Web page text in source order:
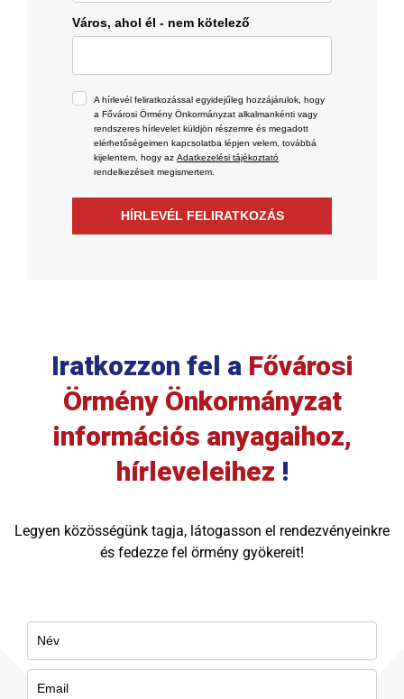
Város, ahol él - nem kötelező
A hírlevél feliratkozással egyidejűleg hozzájárulok, hogy
a Fővárosi Örmény Önkormányzat alkalmankénti vagy
rendszeres hírlevelet küldjön részemre és megadott
elérhetőségeimen kapcsolatba lépjen velem, továbbá
kijelentem, hogy az Adatkezelési tájékoztató
rendelkezéseit megismertem.
HÍRLEVÉL FELIRATKOZÁS
Iratkozzon fel a Fővárosi
Örmény Önkormányzat
információs anyagaihoz,
hírleveleihez !
Legyen közösségünk tagja, látogasson el rendezvényeinkre
és fedezze fel örmény gyökereit!